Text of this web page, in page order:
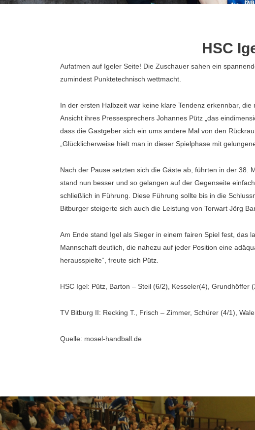
HSC
Aufatmen auf Igeler Seite! Die Zuschauer sahen ein
zumindest Punktetechnisch wettmacht.
In der ersten Halbzeit war keine klare Tendenz erkennbar,
Ansicht ihres Pressesprechers Johannes Pütz „das
dass die Gastgeber sich ein ums andere Mal von den
„Glücklicherweise hielt man in dieser Spielphase mit
Nach der Pause setzten sich die Gäste ab, führten in der 38.
stand nun besser und so gelangen auf der Gegenseite
schließlich in Führung. Diese Führung sollte bis in die
Bitburger steigerte sich auch die Leistung von Torwart Jörg
Am Ende stand Igel als Sieger in einem fairen Spiel fest, das
Mannschaft deutlich, die nahezu auf jeder Position eine
herausspielte“, freute sich Pütz.
HSC Igel: Pütz, Barton – Steil (6/2), Kesseler(4),
TV Bitburg II: Recking T., Frisch – Zimmer, Schürer (4/1),
Quelle: mosel-handball.de